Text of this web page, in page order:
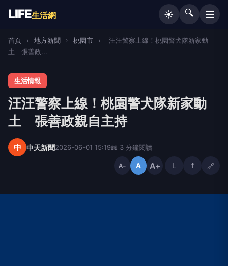
LIFE生活網 ☀️ 🔍 ☰
首頁 › 地方新聞 › 桃園市 ›
汪汪警察上線！桃園警犬隊新家動
土 張善政...
生活情報
汪汪警察上線！桃園警犬隊新家動
土 張善政親自主持
中 中天新聞2026-06-01 15:19📖 3 分鐘閱讀
A− A A+ L f 🔗